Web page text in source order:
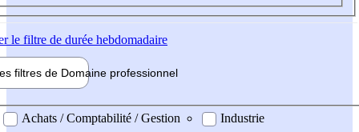
le filtre de durée hebdomadaire
filtres de Domaine professionnel
professionel
Achats / Comptabilité / Gestion
Industrie